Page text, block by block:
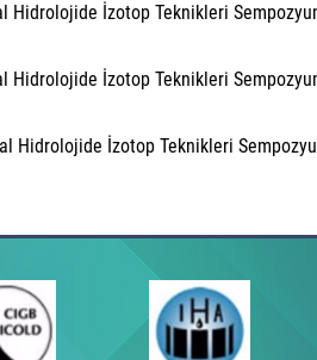
Hidrolojide İzotop Teknikleri
Hidrolojide İzotop Teknikleri
Hidrolojide İzotop Teknikleri